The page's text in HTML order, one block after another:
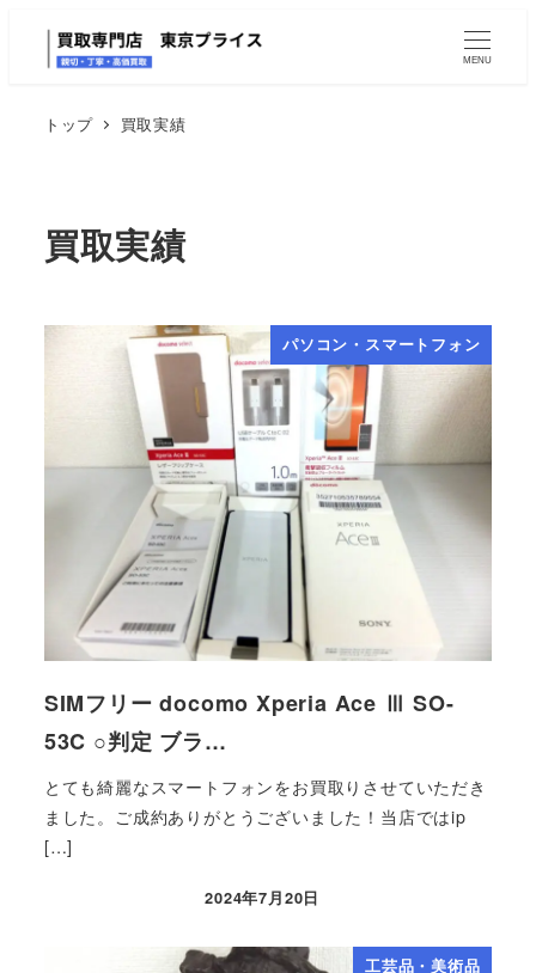
MENU
トップ 買取実績
買取実績
パソコン・スマートフォン
SIMフリー docomo Xperia Ace Ⅲ SO-
53C ○判定 ブラ…
とても綺麗なスマートフォンをお買取りさせていただき
ました。ご成約ありがとうございました！当店ではip
[…]
2024年7月20日
工芸品・美術品